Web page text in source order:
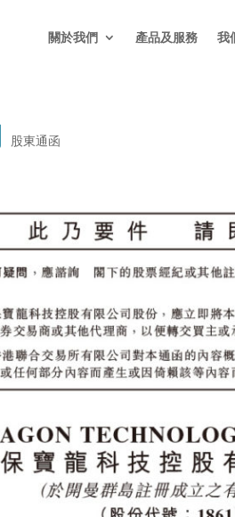
關於我們 產品及服務 我
股東通函